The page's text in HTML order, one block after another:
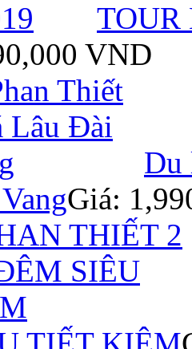
TOUR
VND
Du
Giá: